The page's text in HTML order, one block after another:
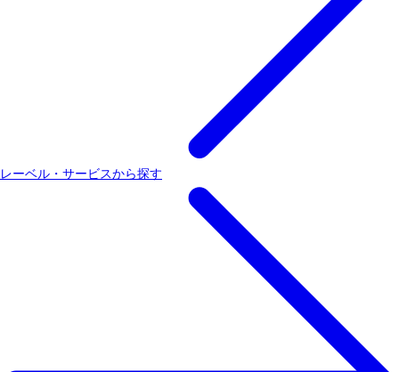
レーベル・サービスから探す